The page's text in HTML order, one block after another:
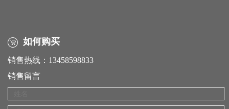
如何购买
销售热线：13458598833
销售留言